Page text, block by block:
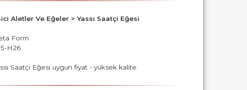
Aletler Ve Eğeler > Yassı Saatçi Eğesi
Form
H26
Saatçi Eğesi uygun fiyat - yüksek kalite.